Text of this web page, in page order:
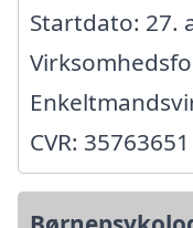
Startdato: 27.
CVR: 35763651